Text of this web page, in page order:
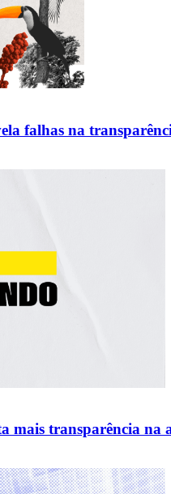
falhas na
mais transparência na